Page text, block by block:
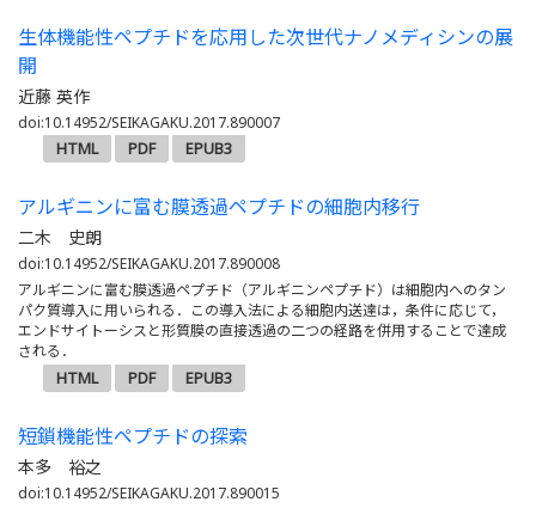
生体機能性ペプチドを応用した次世代ナノメディシンの展
開
近藤 英作
doi:10.14952/SEIKAGAKU.2017.890007
HTML PDF EPUB3
アルギニンに富む膜透過ペプチドの細胞内移行
二木 史朗
doi:10.14952/SEIKAGAKU.2017.890008
アルギニンに富む膜透過ペプチド（アルギニンペプチド）は細胞内へのタン
パク質導入に用いられる．この導入法による細胞内送達は，条件に応じて，
エンドサイトーシスと形質膜の直接透過の二つの経路を併用することで達成
される．
HTML PDF EPUB3
短鎖機能性ペプチドの探索
本多 裕之
doi:10.14952/SEIKAGAKU.2017.890015